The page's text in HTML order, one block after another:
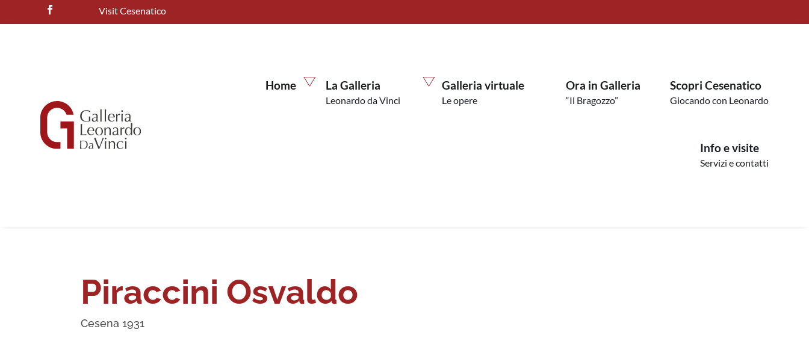
Visit Cesenatico
Home La Galleria
Leonardo da Vinci
Galleria virtuale
Le opere
Ora in Galleria
“Il Bragozzo”
Scopri Cesenatico
Giocando con Leonardo
Info e visite
Servizi e contatti
Piraccini Osvaldo
Cesena 1931